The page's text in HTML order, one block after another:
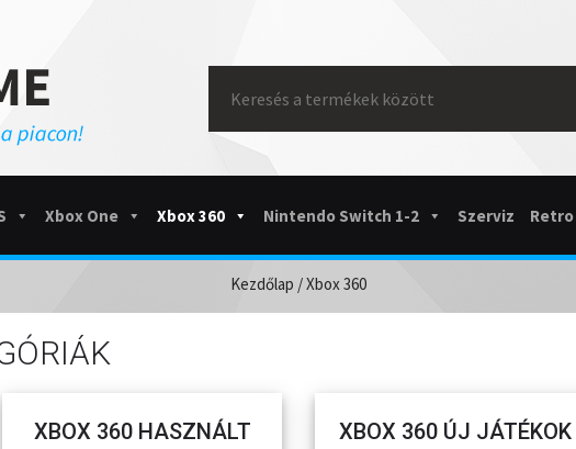
for:
Xbox One Xbox 360 Nintendo Switch 1-2 Szerviz Retro
Kezdőlap / Xbox 360
XBOX 360 HASZNÁLT
XBOX 360 ÚJ JÁTÉKOK